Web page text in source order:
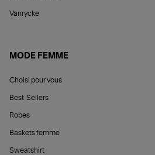
Vanrycke
MODE FEMME
Choisi pour vous
Best-Sellers
Robes
Baskets femme
Sweatshirt